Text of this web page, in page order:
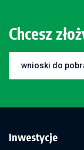
Chcesz
wnioski do
Inwestycje